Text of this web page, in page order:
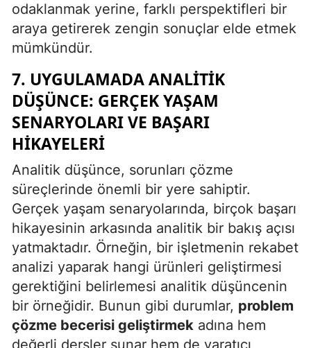
odaklanmak yerine, farklı perspektifleri bir
araya getirerek zengin sonuçlar elde etmek
mümkündür.
7. UYGULAMADA ANALITIK
DÜŞÜNCE: GERÇEK YAŞAM
SENARYOLARI VE BAŞARI
HIKAYELERI
Analitik düşünce, sorunları çözme
süreçlerinde önemli bir yere sahiptir.
Gerçek yaşam senaryolarında, birçok başarı
hikayesinin arkasında analitik bir bakış açısı
yatmaktadır. Örneğin, bir işletmenin rekabet
analizi yaparak hangi ürünleri geliştirmesi
gerektiğini belirlemesi analitik düşüncenin
bir örneğidir. Bunun gibi durumlar, problem
çözme becerisi geliştirmek adına hem